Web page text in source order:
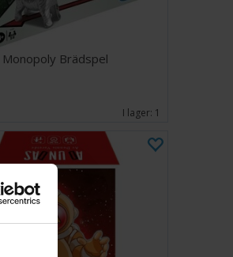
Monopoly Brädspel
I lager: 1